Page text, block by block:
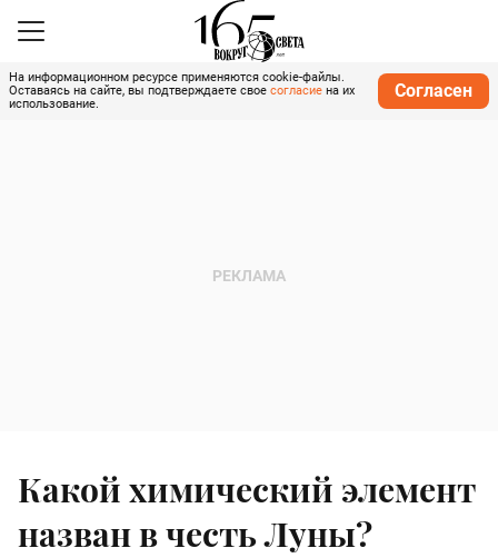
На информационном ресурсе применяются cookie-файлы.
Оставаясь на сайте, вы подтверждаете свое согласие на их
использование.
Согласен
Какой химический элемент
назван в честь Луны?